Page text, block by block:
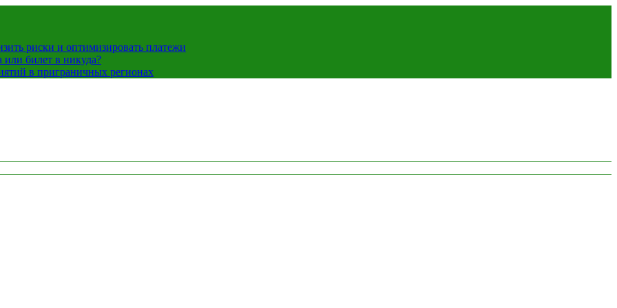
риски и оптимизировать платежи
или билет в никуда?
в приграничных регионах